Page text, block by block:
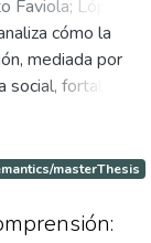
Faviola; López
Itaz, María del
Menza,
María
cómo la
mediada por
fortalece
comprensión
de la
Dios de
masterThesis